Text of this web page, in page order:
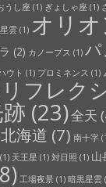
うし座 (1) ぎょしゃ座 (1)
雲(1) オリオ
(2) カノープス (1) パ
ウト (1) プロミネンス (1)
リフレク
(23)全天
北海道 (7) 南十字
天王星 (1) 対日照 (1) 山
工場夜景(1) 暗黒星雲